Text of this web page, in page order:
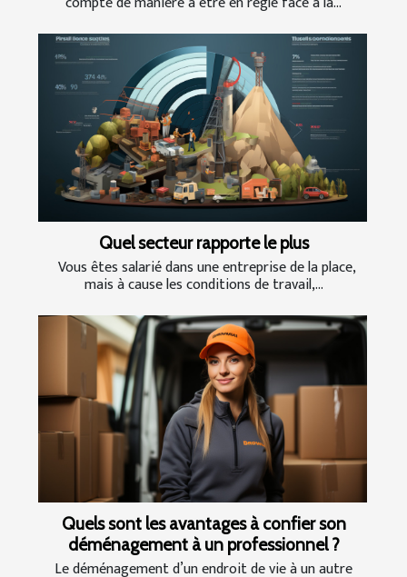
Quel secteur rapporte le plus
Vous êtes salarié dans une entreprise de la place,
mais à cause les conditions de travail,...
Quels sont les avantages à confier son
déménagement à un professionnel ?
Le déménagement d’un endroit de vie à un autre